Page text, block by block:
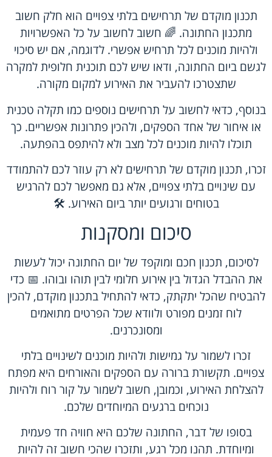
תכנון מוקדם של תרחישים בלתי צפויים הוא חלק חשוב
מתכנון החתונה. 🌈 חשוב לחשוב על כל האפשרויות
ולהיות מוכנים לכל תרחיש אפשרי. לדוגמה, אם יש סיכוי
לגשם ביום החתונה, ודאו שיש לכם תוכנית חלופית למקרה
שתצטרכו להעביר את האירוע למקום מקורה.
בנוסף, כדאי לחשוב על תרחישים נוספים כמו תקלה טכנית
או איחור של אחד הספקים, ולהכין פתרונות אפשריים. כך
תוכלו להיות מוכנים לכל מצב ולא להיתפס בהפתעה.
זכרו, תכנון מוקדם של תרחישים לא רק עוזר לכם להתמודד
עם שינויים בלתי צפויים, אלא גם מאפשר לכם להרגיש
בטוחים ורגועים יותר ביום האירוע. 🛠️
סיכום ומסקנות
לסיכום, תכנון חכם ומוקפד של יום החתונה יכול לעשות
את ההבדל הגדול בין אירוע חלומי לבין תוהו ובוהו. 📅 כדי
להבטיח שהכל יתקתק, כדאי להתחיל בתכנון מוקדם, להכין
לוח זמנים מפורט ולוודא שכל הפרטים מתואמים
ומסונכרנים.
זכרו לשמור על גמישות ולהיות מוכנים לשינויים בלתי
צפויים. תקשורת ברורה עם הספקים והאורחים היא מפתח
להצלחת האירוע, וכמובן, חשוב לשמור על קור רוח ולהיות
נוכחים ברגעים המיוחדים שלכם.
בסופו של דבר, החתונה שלכם היא חוויה חד פעמית
ומיוחדת. תהנו מכל רגע, ותזכרו שהכי חשוב זה להיות